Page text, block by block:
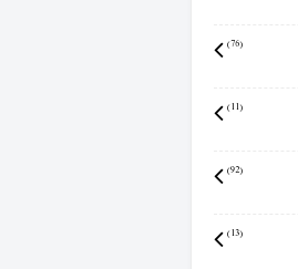
(76)
(11)
(92)
(13)